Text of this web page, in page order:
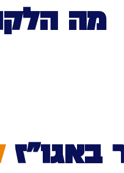
מה
באגו”ז